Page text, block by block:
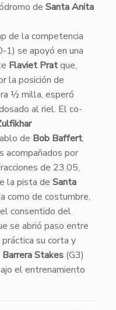
de Santa Anita
de la competencia
1) se apoyó en una
Flaviet Pratque,
la posición de
½ milla, esperó
al riel. El co-
de Bob Baffert,
acompañados por
de 23.05,
la pista de Santa
como de costumbre,
consentido del
se abrió paso entre
su corta y
Barrera Stakes(G3)
el entrenamiento